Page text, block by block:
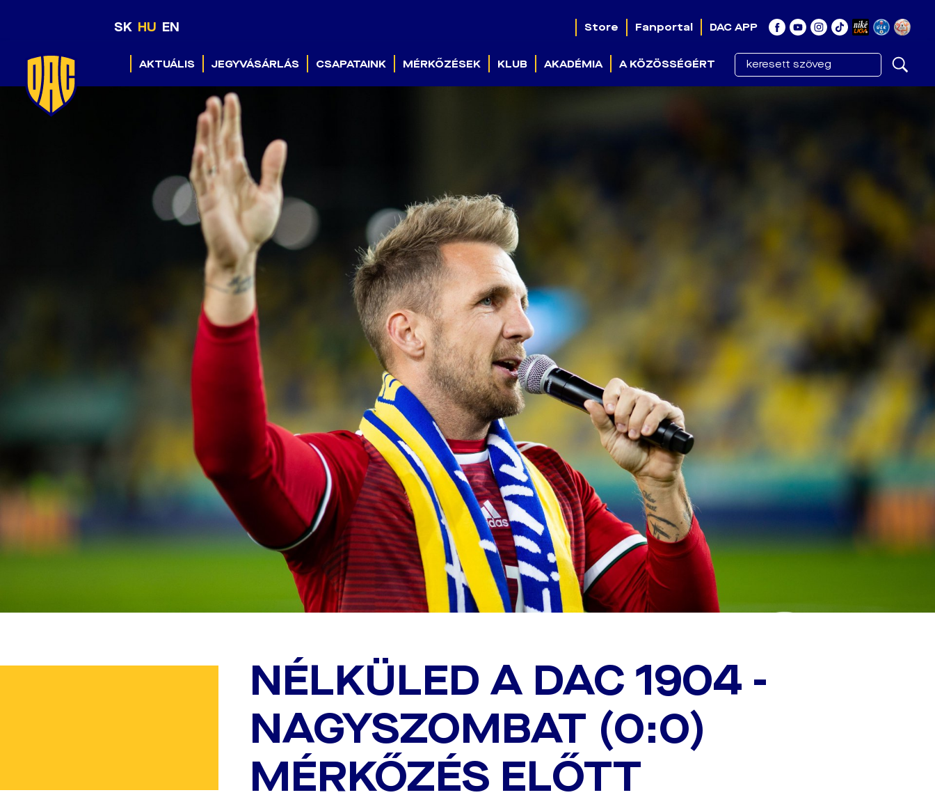
SK HU EN Store Fanportal DAC APP
AKTUÁLIS JEGYVÁSÁRLÁS CSAPATAINK MÉRKŐZÉSEK KLUB AKADÉMIA A KÖZÖSSÉGÉRT
NÉLKÜLED A DAC 1904 -
NAGYSZOMBAT (0:0)
MÉRKŐZÉS ELŐTT